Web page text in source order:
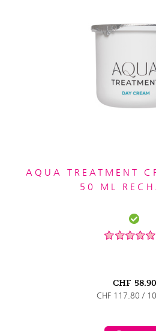
AQUA TREATMENT
50 ML
CHF 58.90
CHF 117.80 /